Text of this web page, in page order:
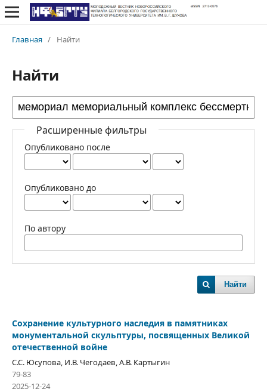
Главная / Найти
Найти
Расширенные фильтры
Опубликовано после
Опубликовано до
По автору
Найти
Сохранение культурного наследия в памятниках
монументальной скульптуры, посвященных Великой
отечественной войне
С.С. Юсупова, И.В. Чегодаев, А.В. Картыгин
79-83
2025-12-24